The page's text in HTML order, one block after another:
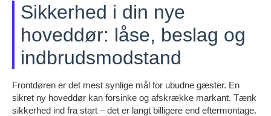
Sikkerhed i din nye
hoveddør: låse, beslag og
indbrudsmodstand
Frontdøren er det mest synlige mål for ubudne gæster. En
sikret ny hoveddør kan forsinke og afskrække markant. Tænk
sikkerhed ind fra start – det er langt billigere end eftermontage.